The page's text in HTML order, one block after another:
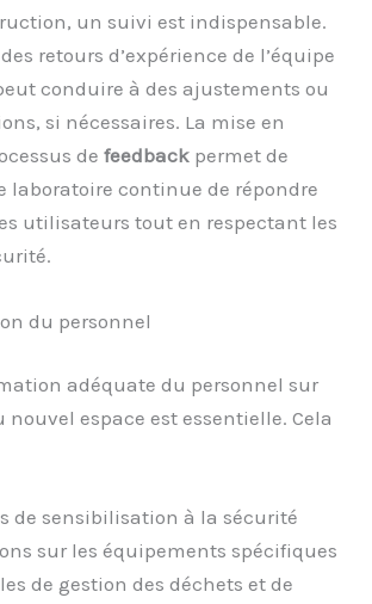
un suivi est indispensable.
retours d’expérience de l’équipe
conduire à des ajustements ou
si nécessaires. La mise en
defeedback permet de
laboratoire continue de répondre
utilisateurs tout en respectant les
du personnel
adéquate du personnel sur
espace est essentielle. Cela
de sensibilisation à la sécurité
sur les équipements spécifiques
de gestion des déchets et de